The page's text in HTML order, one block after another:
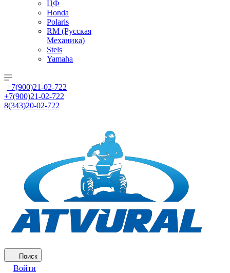
ЦФ
Honda
Polaris
RM (Русская
Механика)
Stels
Yamaha
+7(900)21-02-722
+7(900)21-02-722
8(343)20-02-722
Поиск
Войти